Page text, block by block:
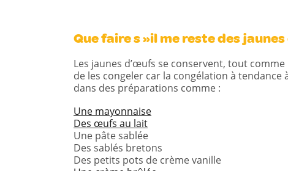
Que faire s »il me reste des
Les jaunes d’œufs se conservent, tout
de les congeler car la congélation à
dans des préparations comme :
Une mayonnaise
Des œufs au lait
Une pâte sablée
Des sablés bretons
Des petits pots de crème vanille